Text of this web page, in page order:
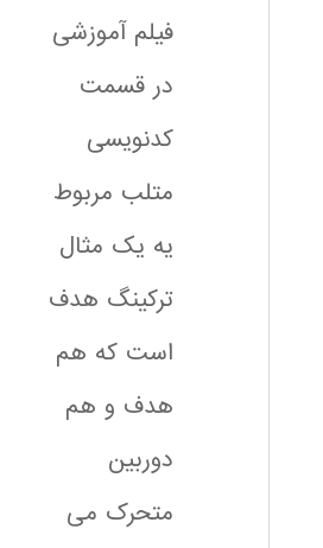
فیلم آموزشی
در قسمت
کدنویسی
متلب مربوط
یه یک مثال
ترکینگ هدف
است که هم
هدف و هم
دوربین
متحرک می